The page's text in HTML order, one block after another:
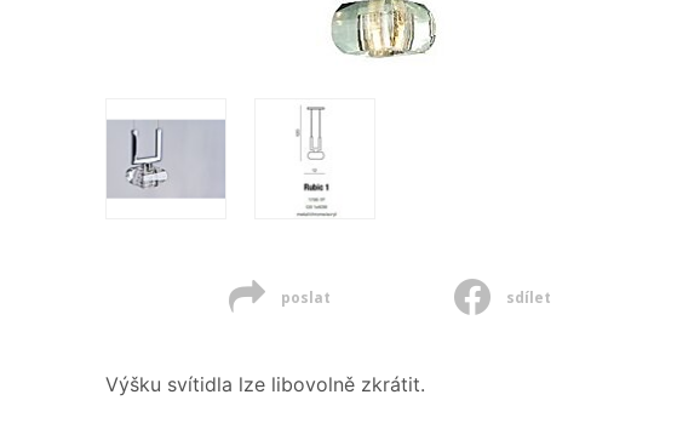
poslat sdílet
Výšku svítidla lze libovolně zkrátit.